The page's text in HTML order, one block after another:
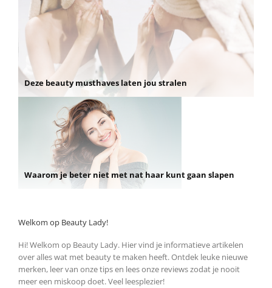
Deze beauty musthaves laten jou stralen
Waarom je beter niet met nat haar kunt gaan slapen
Welkom op Beauty Lady!
Hi! Welkom op Beauty Lady. Hier vind je informatieve artikelen
over alles wat met beauty te maken heeft. Ontdek leuke nieuwe
merken, leer van onze tips en lees onze reviews zodat je nooit
meer een miskoop doet. Veel leesplezier!